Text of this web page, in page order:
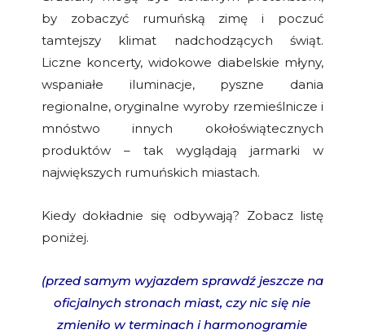
by zobaczyć rumuńską zimę i poczuć
tamtejszy klimat nadchodzących świąt.
Liczne koncerty, widokowe diabelskie młyny,
wspaniałe iluminacje, pyszne dania
regionalne, oryginalne wyroby rzemieślnicze i
mnóstwo innych okołoświątecznych
produktów – tak wyglądają jarmarki w
największych rumuńskich miastach.
Kiedy dokładnie się odbywają? Zobacz listę
poniżej.
(przed samym wyjazdem sprawdź jeszcze na
oficjalnych stronach miast, czy nic się nie
zmieniło w terminach i harmonogramie